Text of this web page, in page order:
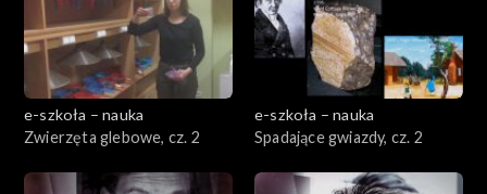
e-szkoła – nauka
Zwierzęta glebowe, cz. 2
e-szkoła – nauka
Spadające gwiazdy, cz. 2